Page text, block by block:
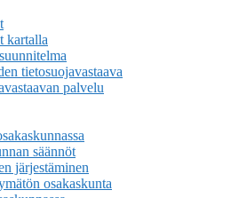
kartalla
tietosuojavastaava
palvelu
säännöt
järjestäminen
osakaskunta